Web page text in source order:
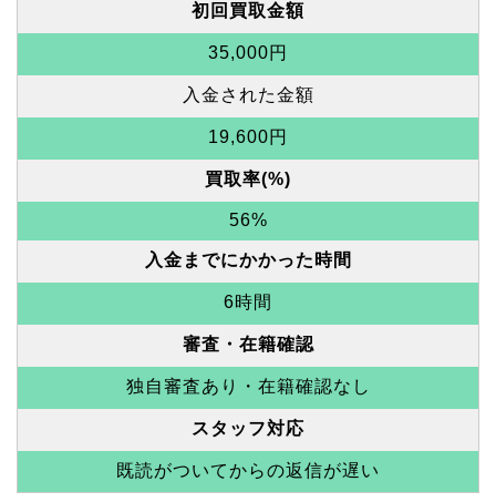
初回買取金額
35,000円
入金された金額
19,600円
買取率(%)
56%
入金までにかかった時間
6時間
審査・在籍確認
独自審査あり・在籍確認なし
スタッフ対応
既読がついてからの返信が遅い